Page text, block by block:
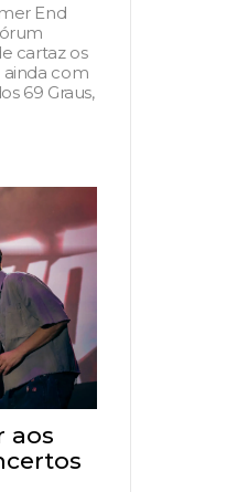
End
cartaz os
ainda com
69 Graus,
aos